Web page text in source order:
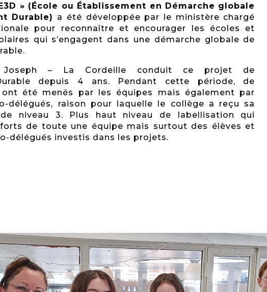
» (École ou Établissement en Démarche globale
Durable) a été développée par le ministère chargé
pour reconnaître et encourager les écoles et
qui s’engagent dans une démarche globale de
Joseph – La Cordeille conduit ce projet de
depuis 4 ans. Pendant cette période, de
été menés par les équipes mais également par
délégués, raison pour laquelle le collège a reçu sa
niveau 3. Plus haut niveau de labellisation qui
de toute une équipe mais surtout des élèves et
délégués investis dans les projets.